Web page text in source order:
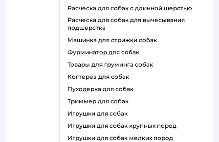
расческа для собак с длинной шерстью
расческа для собак для вычесывания
подшерстка
машинка для стрижки собак
фурминатор для собак
товары для груминга собак
когтерез для собак
пуходерка для собак
триммер для собак
игрушки для собак
игрушки для собак крупных пород
игрушки для собак мелких пород